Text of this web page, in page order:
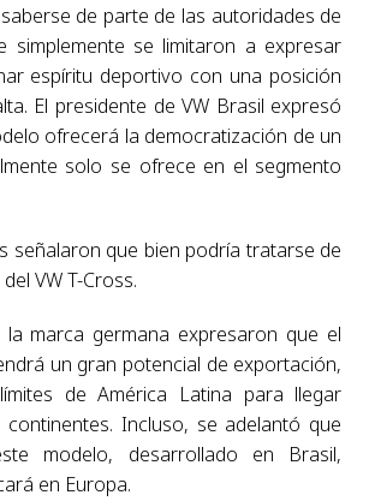
de parte de las autoridades de
simplemente se limitaron a expresar
espíritu deportivo con una posición
El presidente de VW Brasil expresó
ofrecerá la democratización de un
solo se ofrece en el segmento
señalaron que bien podría tratarse de
VW T-Cross.
marca germana expresaron que el
un gran potencial de exportación,
de América Latina para llegar
Incluso, se adelantó que
modelo, desarrollado en Brasil,
en Europa.